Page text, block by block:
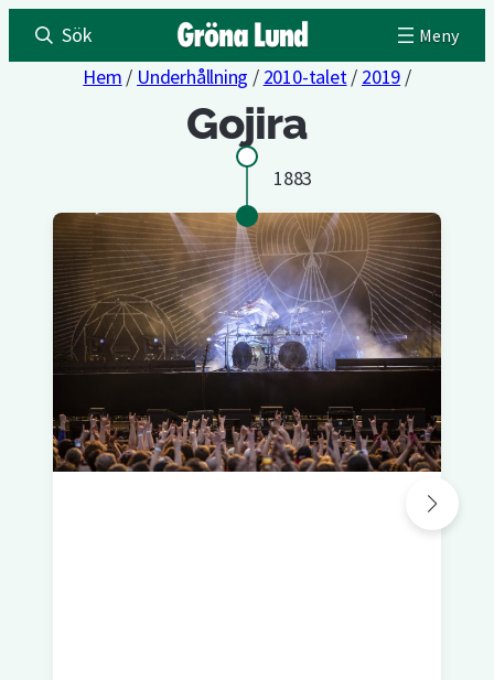
Sök
Hem / Underhållning / 2010-talet/ 2019 /
Gojira
1883